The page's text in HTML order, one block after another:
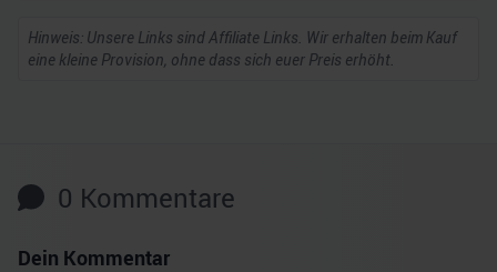
Hinweis: Unsere Links sind Affiliate Links. Wir erhalten beim Kauf
eine kleine Provision, ohne dass sich euer Preis erhöht.
0 Kommentare
Dein Kommentar